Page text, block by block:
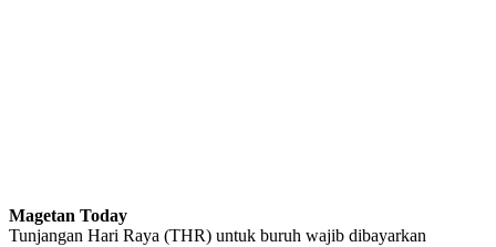
Magetan Today
Tunjangan Hari Raya (THR) untuk buruh wajib dibayarkan